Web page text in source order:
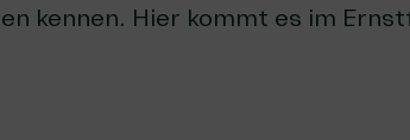
kennen. Hier kommt es im